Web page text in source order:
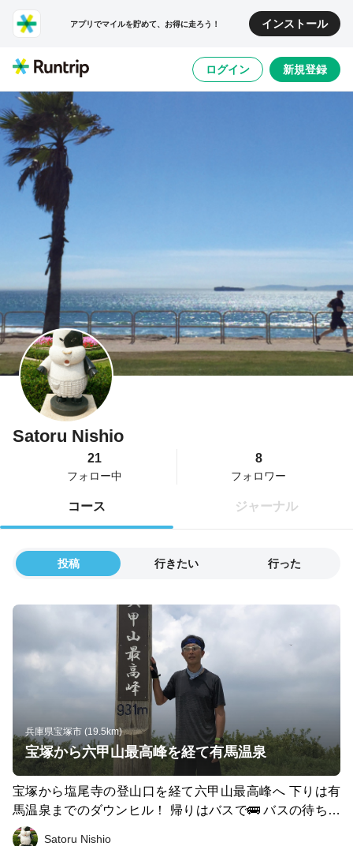
アプリでマイルを貯めて、お得に走ろう！ インストール
ログイン 新規登録
Satoru Nishio
21
フォロー中
8
フォロワー
コース ジャーナル
投稿 行きたい 行った
兵庫県宝塚市 (19.5km)
宝塚から六甲山最高峰を経て有馬温泉
宝塚から塩尾寺の登山口を経て六甲山最高峰へ 下りは有
馬温泉までのダウンヒル！ 帰りはバスで🚌 バスの待ち時
間に金の湯、銀の湯でリフレッシュ😊これからの季節に
Satoru Nishio